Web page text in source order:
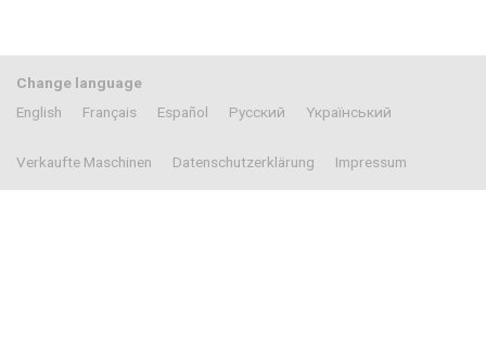
Change language
English
Français Español Pусский Yкраїнський
Verkaufte Maschinen Datenschutzerklärung Impressum